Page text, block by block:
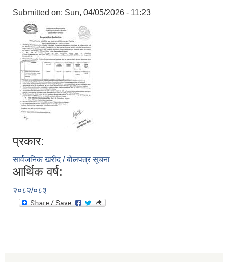
Submitted on: Sun, 04/05/2026 - 11:23
प्रकार:
सार्वजनिक खरीद / बोलपत्र सूचना
आर्थिक वर्ष:
२०८२/०८३